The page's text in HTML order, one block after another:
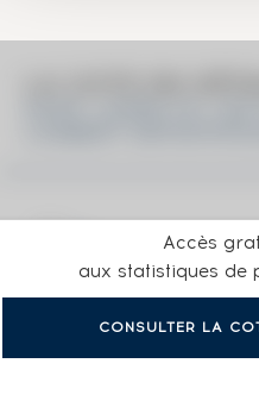
Accès
aux statistiques
CONSULTER LA